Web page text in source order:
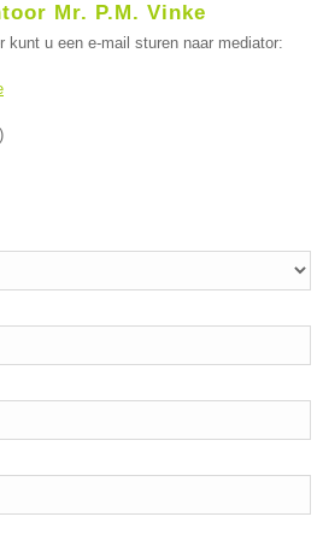
Mr. P.M. Vinke
kunt u een e-mail sturen naar mediator: